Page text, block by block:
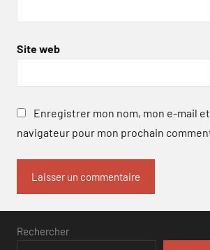
Site web
Enregistrer mon nom, mon e-mail
navigateur pour mon prochain
Rechercher